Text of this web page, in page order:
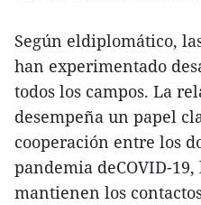
Según eldiplomático,
han experimentado
todos los campos. La
desempeña un papel
cooperación entre los
pandemia deCOVID-19,
mantienen los